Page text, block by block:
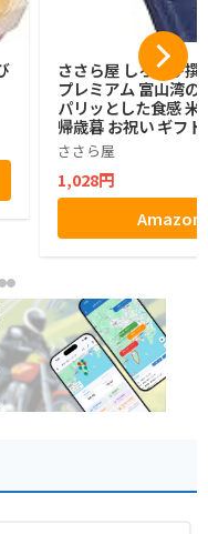
ささら屋 しろえび撰
プレミアム 富山湾の
パリッとした食感 米
帰歳暮 お祝い ギフ
物 贈答 (9枚)
ささら屋
1,028円
Amazon